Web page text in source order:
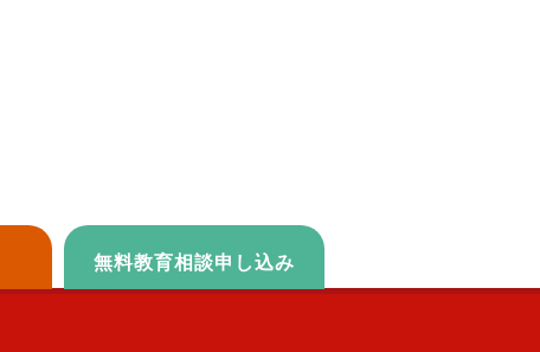
無料教育相談申し込み